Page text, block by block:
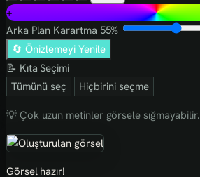
+
Arka Plan Karartma 55%
🔄 Önizlemeyi Yenile
📝 Kıta Seçimi
Tümünü seç
Hiçbirini seçme
💡 Çok uzun metinler görsele sığmayabilir.
Görsel hazır!